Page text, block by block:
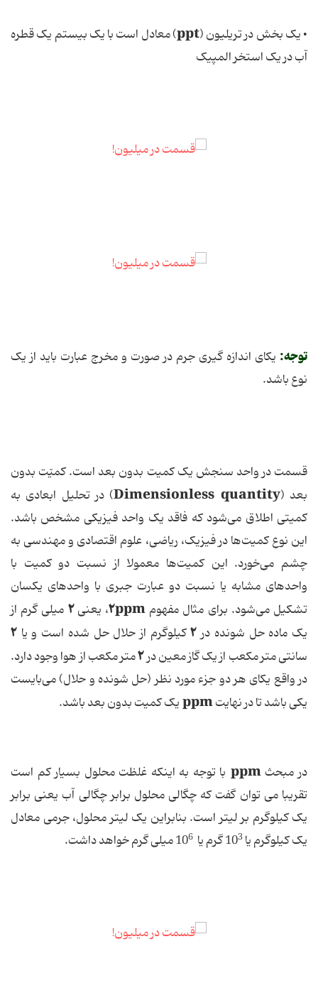
• یک بخش در تریلیون (ppt) معادل است با یک بیستم یک قطره
آب در یک استخر المپیک
توجه: یکای اندازه گیری جرم در صورت و مخرج عبارت باید از یک
نوع باشد.
قسمت در واحد سنجش یک کمیت بدون بعد است. کمیّت بدون
بعد (Dimensionless quantity) در تحلیل ابعادی به
کمیتی اطلاق می‌شود که فاقد یک واحد فیزیکی مشخص باشد.
این نوع کمیت‌ها در فیزیک، ریاضی، علوم اقتصادی و مهندسی به
چشم می‌خورد. این کمیت‌ها معمولا از نسبت دو کمیت با
واحدهای مشابه یا نسبت دو عبارت جبری با واحدهای یکسان
تشکیل می‌شود. برای مثال مفهوم ۲ppm، یعنی۲ میلی گرم از
یک ماده حل شونده در۲کیلوگرم از حلال حل شده است و یا ۲
سانتی متر مکعب از یک گاز معین در۲متر مکعب از هوا وجود دارد.
در واقع یکای هر دو جزء مورد نظر (حل شونده و حلال) می‌بایست
یکی باشد تا در نهایتppmیک کمیت بدون بعد باشد.
در مبحثppm با توجه به اینکه غلظت محلول بسیار کم است
تقریبا می توان گفت که چگالی محلول برابر چگالی آب یعنی برابر
یک کیلوگرم بر لیتر است. بنابراین یک لیتر محلول، جرمی معادل
یک کیلوگرم یا 103 گرم یا 106 میلی گرم خواهد داشت.